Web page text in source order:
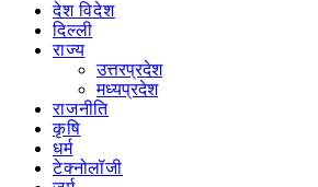
देश विदेश
दिल्ली
राज्य
उत्तरप्रदेश
मध्यप्रदेश
राजनीति
कृषि
धर्म
टेक्नोलॉजी